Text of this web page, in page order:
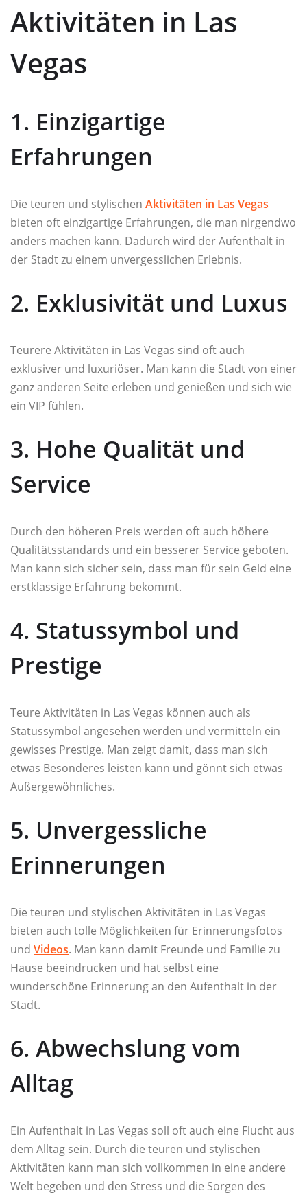
Aktivitäten in Las
Vegas
1. Einzigartige
Erfahrungen
Die teuren und stylischen Aktivitäten in Las Vegas
bieten oft einzigartige Erfahrungen, die man nirgendwo
anders machen kann. Dadurch wird der Aufenthalt in
der Stadt zu einem unvergesslichen Erlebnis.
2. Exklusivität und Luxus
Teurere Aktivitäten in Las Vegas sind oft auch
exklusiver und luxuriöser. Man kann die Stadt von einer
ganz anderen Seite erleben und genießen und sich wie
ein VIP fühlen.
3. Hohe Qualität und
Service
Durch den höheren Preis werden oft auch höhere
Qualitätsstandards und ein besserer Service geboten.
Man kann sich sicher sein, dass man für sein Geld eine
erstklassige Erfahrung bekommt.
4. Statussymbol und
Prestige
Teure Aktivitäten in Las Vegas können auch als
Statussymbol angesehen werden und vermitteln ein
gewisses Prestige. Man zeigt damit, dass man sich
etwas Besonderes leisten kann und gönnt sich etwas
Außergewöhnliches.
5. Unvergessliche
Erinnerungen
Die teuren und stylischen Aktivitäten in Las Vegas
bieten auch tolle Möglichkeiten für Erinnerungsfotos
und Videos. Man kann damit Freunde und Familie zu
Hause beeindrucken und hat selbst eine
wunderschöne Erinnerung an den Aufenthalt in der
Stadt.
6. Abwechslung vom
Alltag
Ein Aufenthalt in Las Vegas soll oft auch eine Flucht aus
dem Alltag sein. Durch die teuren und stylischen
Aktivitäten kann man sich vollkommen in eine andere
Welt begeben und den Stress und die Sorgen des